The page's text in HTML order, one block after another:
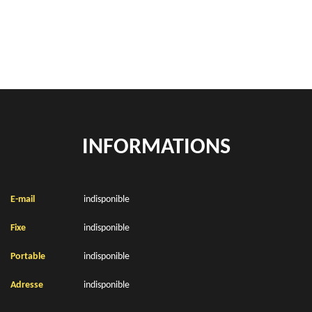
INFORMATIONS
E-mail indisponible
Fixe indisponible
Portable indisponible
Adresse indisponible